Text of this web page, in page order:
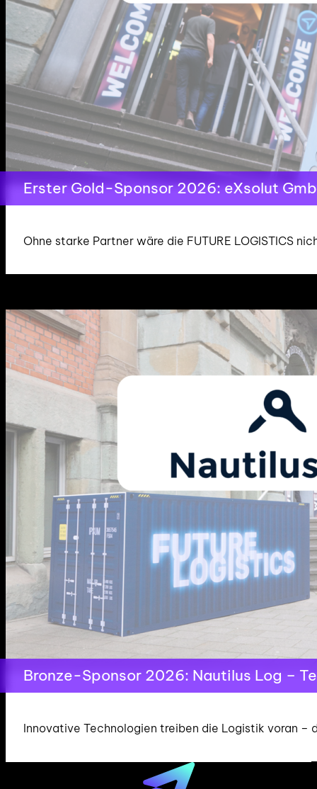
Erster Gold-Sponsor 2026: eXsolut
Ohne starke Partner wäre die FUTURE LOGISTICS
Bronze-Sponsor 2026: Nautilus Log –
Innovative Technologien treiben die Logistik voran –